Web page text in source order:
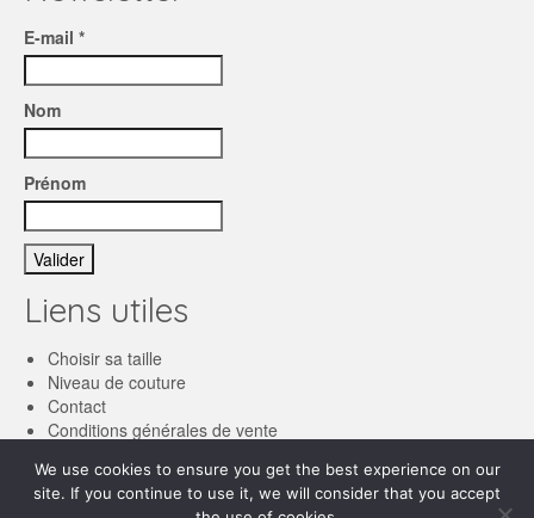
E-mail *
Nom
Prénom
Liens utiles
Choisir sa taille
Niveau de couture
Contact
Conditions générales de vente
We use cookies to ensure you get the best experience on our
site. If you continue to use it, we will consider that you accept